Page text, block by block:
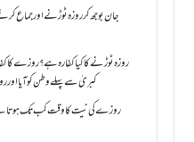
جان بوجھ کر روزہ ٹوڑنے اور جماع
روزہ ٹوڑنے کا کیا کفارہ ہے؟روزے کا
کبریٰ سے پہلے وطن کو آیا اور
روزے کی نیت کا وقت کب تک